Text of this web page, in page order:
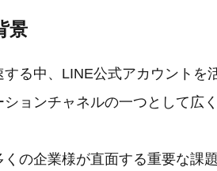
景
る中、LINE公式アカウントを
ョンチャネルの一つとして広
の企業様が直面する重要な課